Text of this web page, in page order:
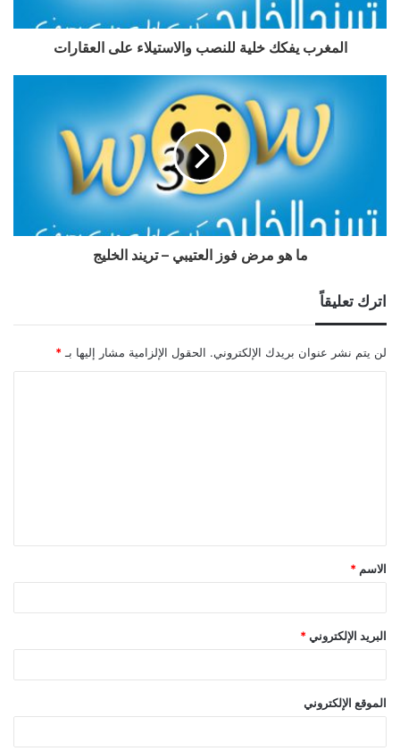
المغرب يفكك خلية للنصب والاستيلاء على العقارات
ما هو مرض فوز العتيبي – تريند الخليج
اترك تعليقاً
لن يتم نشر عنوان بريدك الإلكتروني. الحقول الإلزامية مشار إليها بـ *
ق
*
الاسم *
البريد الإلكتروني *
الموقع الإلكتروني